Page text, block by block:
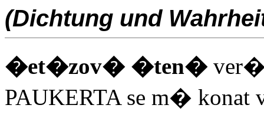
(Dichtung und
�et�zov� �ten�
PAUKERTA se m� konat